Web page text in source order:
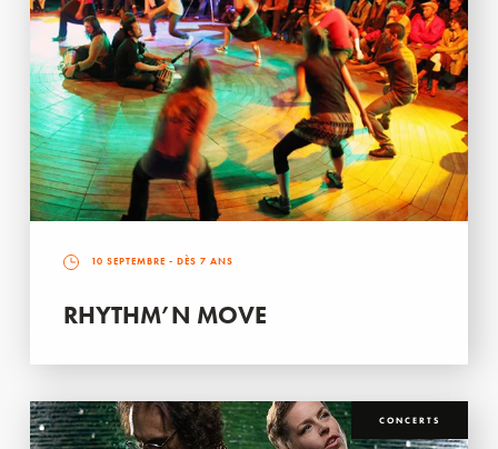
10 SEPTEMBRE - DÈS 7 ANS
RHYTHM’N MOVE
CONCERTS